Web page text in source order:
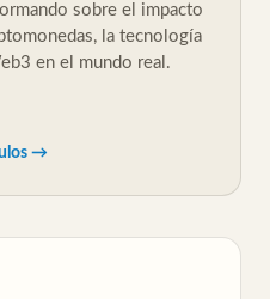
sobre el impacto
la tecnología
en el mundo real.
→